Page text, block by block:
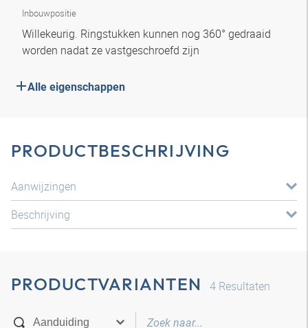
Inbouwpositie
Willekeurig. Ringstukken kunnen nog 360° gedraaid
worden nadat ze vastgeschroefd zijn
Alle eigenschappen
PRODUCTBESCHRIJVING
Aanwijzingen
Beschrijving
PRODUCTVARIANTEN 4 Resultaten